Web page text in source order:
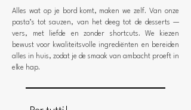
Alles wat op je bord komt, maken we zelf. Van onze
pasta’s tot sauzen, van het deeg tot de desserts —
vers, met liefde en zonder shortcuts. We kiezen
bewust voor kwaliteitsvolle ingrediënten en bereiden
alles in huis, zodat je de smaak van ambacht proeft in
elke hap.